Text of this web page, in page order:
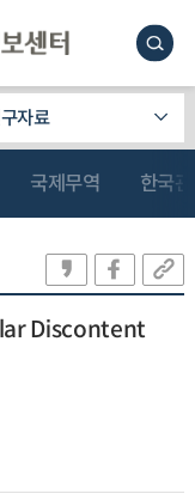
자료
국제무역 한국
Discontent